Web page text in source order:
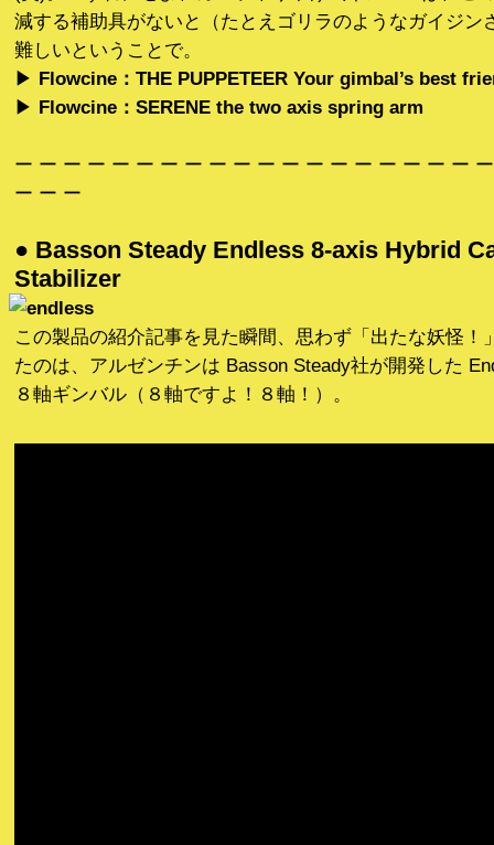
減する補助具がないと（たとえゴリラのようなガイジン
難しいということで。
▶︎ Flowcine：THE PUPPETEER Your gimbal’s best
▶︎ Flowcine：SERENE the two axis spring arm
ー ー ー ー ー ー ー ー ー ー ー ー ー ー ー ー ー ー ー
ー ー ー
● Basson Steady Endless 8-axis Hybrid
Stabilizer
この製品の紹介記事を見た瞬間、思わず「出たな妖怪！
たのは、アルゼンチンは Basson Steady社が開発した
８軸ギンバル（８軸ですよ！８軸！）。